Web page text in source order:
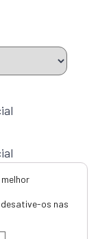
os nas